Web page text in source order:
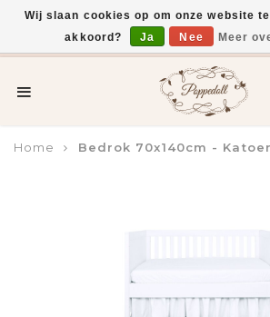
Voor 15:00 uur besteld,
Home Bedrok 70x140cm -
Wij slaan cookies op om onze website
akkoord?
Ja Nee Meer